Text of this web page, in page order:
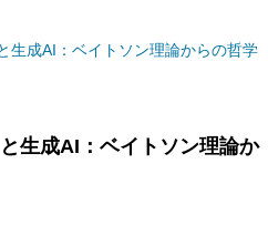
生成AI：ベイトソン理論からの哲学
生成AI：ベイトソン理論か